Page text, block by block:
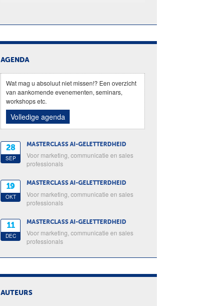
AGENDA
Wat mag u absoluut niet missen!? Een overzicht
van aankomende evenementen, seminars,
workshops etc.
Volledige agenda
28
SEP
MASTERCLASS AI-GELETTERDHEID
Voor marketing, communicatie en sales
professionals
19
OKT
MASTERCLASS AI-GELETTERDHEID
Voor marketing, communicatie en sales
professionals
11
DEC
MASTERCLASS AI-GELETTERDHEID
Voor marketing, communicatie en sales
professionals
AUTEURS